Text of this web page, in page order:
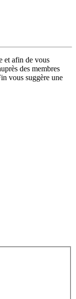
et afin de vous
des membres
vous suggère une